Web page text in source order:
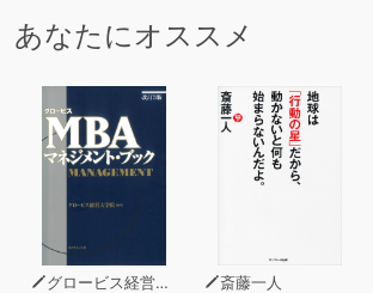
あなたにオススメ
グロービス経営大学院 斎藤一人